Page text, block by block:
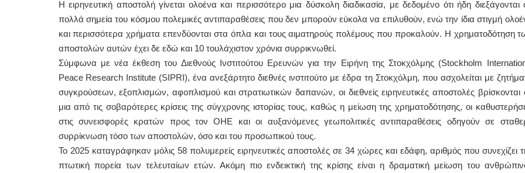
Η ειρηνευτική αποστολή γίνεται ολοένα και περισσότερο μια δύσκολη διαδικασία, με δεδομένο ότι ήδη διεξάγονται
πολλά σημεία του κόσμου πολεμικές αντιπαραθέσεις που δεν μπορούν εύκολα να επιλυθούν, ενώ την ίδια στιγμή
και περισσότερα χρήματα επενδύονται στα όπλα και τους αιματηρούς πολέμους που προκαλούν. Η χρηματοδότηση
αποστολών αυτών έχει δε εδώ και 10 τουλάχιστον χρόνια συρρικνωθεί.
Σύμφωνα με νέα έκθεση του Διεθνούς Ινστιτούτου Ερευνών για την Ειρήνη της Στοκχόλμης (Stockholm
Peace Research Institute (SIPRI), ένα ανεξάρτητο διεθνές ινστιτούτο με έδρα τη Στοκχόλμη, που ασχολείται με
συγκρούσεων, εξοπλισμών, αφοπλισμού και στρατιωτικών δαπανών, οι διεθνείς ειρηνευτικές αποστολές βρίσκονται
μια από τις σοβαρότερες κρίσεις της σύγχρονης ιστορίας τους, καθώς η μείωση της χρηματοδότησης, οι
στις συνεισφορές κρατών προς τον ΟΗΕ και οι αυξανόμενες γεωπολιτικές αντιπαραθέσεις οδηγούν σε
συρρίκνωση τόσο των αποστολών, όσο και του προσωπικού τους.
Το 2025 καταγράφηκαν μόλις 58 πολυμερείς ειρηνευτικές αποστολές σε 34 χώρες και εδάφη, αριθμός που συνεχίζει
πτωτική πορεία των τελευταίων ετών. Ακόμη πιο ενδεικτική της κρίσης είναι η δραματική μείωση του
ΧΕΙΡΟΥΡΓΟΣ
ΟΦΘΑΛΜΙΑΤΡΟΣ
Διδάκτωρ Ιατρικής Σχολής
Πανεπιστημίου Αθηνών
Καβέτσου 10, Μυτιλήνη, τηλ:
Χειρουργός Ωτορινολαρυγγολόγος
Έλενα Μπούμπα
Στρατιωτικός Ιατρός
Πάρνηθας 95-97 Αχαρναί
2102467085 & 6938502258
email- elenboumpa@gmail.com